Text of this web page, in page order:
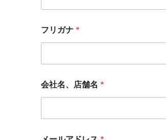
フリガナ *
会社名、店舗名 *